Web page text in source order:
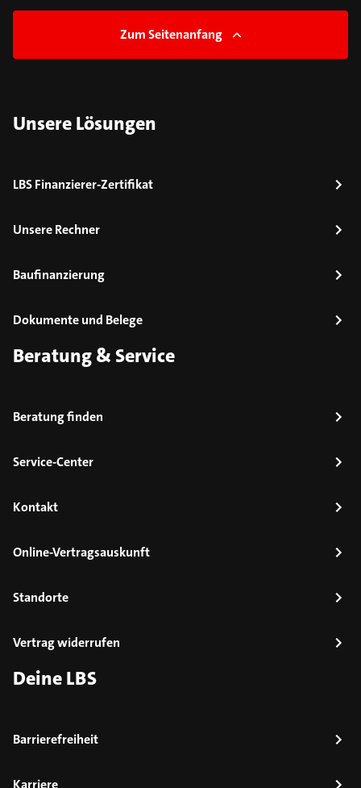
Zum Seitenanfang
Unsere Lösungen
LBS Finanzierer-Zertifikat
Unsere Rechner
Baufinanzierung
Dokumente und Belege
Beratung & Service
Beratung finden
Service-Center
Kontakt
Online-Vertragsauskunft
Standorte
Vertrag widerrufen
Deine LBS
Barrierefreiheit
Karriere